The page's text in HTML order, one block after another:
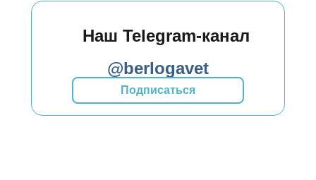
Наш Telegram-канал
@berlogavet
Подписаться